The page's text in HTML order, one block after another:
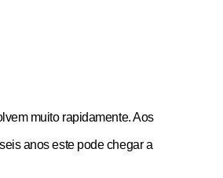
muito rapidamente. Aos
anos este pode chegar a